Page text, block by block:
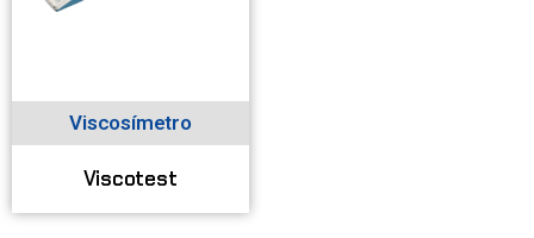
Viscosímetro
Viscotest